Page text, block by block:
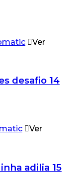
Ver
desafio 14
Ver
adilia 15